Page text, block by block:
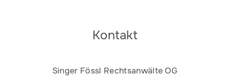
Kontakt
Singer Fössl Rechtsanwälte OG